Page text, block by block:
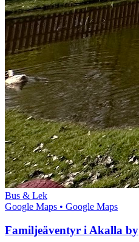
Bus & Lek
Google Maps • Google Maps
Familjeäventyr i Akalla by